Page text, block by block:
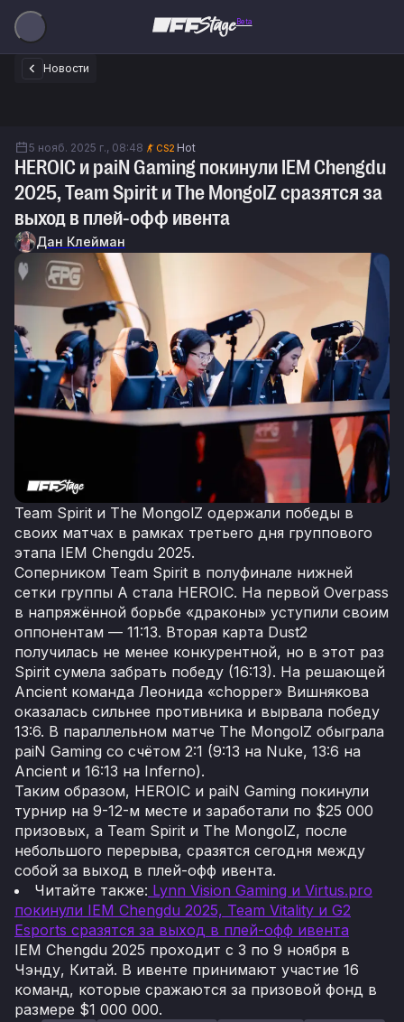
Beta
Новости
5 нояб. 2025 г., 08:48 CS2 Hot
HEROIC и paiN Gaming покинули IEM Chengdu
2025, Team Spirit и The MongolZ сразятся за
выход в плей-офф ивента
Дан Клейман
Team Spirit и The MongolZ одержали победы в
своих матчах в рамках третьего дня группового
этапа IEM Chengdu 2025.
Соперником Team Spirit в полуфинале нижней
сетки группы A стала HEROIC. На первой Overpass
в напряжённой борьбе «драконы» уступили своим
оппонентам — 11:13. Вторая карта Dust2
получилась не менее конкурентной, но в этот раз
Spirit сумела забрать победу (16:13). На решающей
Ancient команда Леонида «chopper» Вишнякова
оказалась сильнее противника и вырвала победу
13:6. В параллельном матче The MongolZ обыграла
paiN Gaming со счётом 2:1 (9:13 на Nuke, 13:6 на
Ancient и 16:13 на Inferno).
Таким образом, HEROIC и paiN Gaming покинули
турнир на 9-12-м месте и заработали по $25 000
призовых, а Team Spirit и The MongolZ, после
небольшого перерыва, сразятся сегодня между
собой за выход в плей-офф ивента.
Читайте также: Lynn Vision Gaming и Virtus.pro
покинули IEM Chengdu 2025, Team Vitality и G2
Esports сразятся за выход в плей-офф ивента
IEM Chengdu 2025 проходит с 3 по 9 ноября в
Чэнду, Китай. В ивенте принимают участие 16
команд, которые сражаются за призовой фонд в
размере $1 000 000.